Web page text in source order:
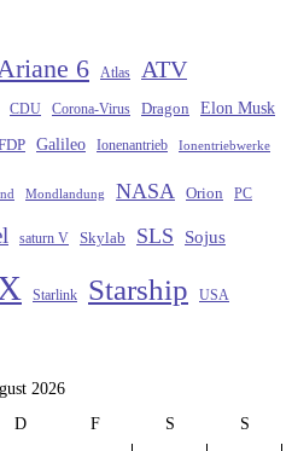
Ariane 6 Atlas ATV
CDU Corona-Virus Dragon Elon Musk
Galileo Ionenantrieb Ionentriebwerke
Mondlandung NASA Orion PC
saturn V Skylab SLS Sojus
Starlink Starship USA
2026
D F S S